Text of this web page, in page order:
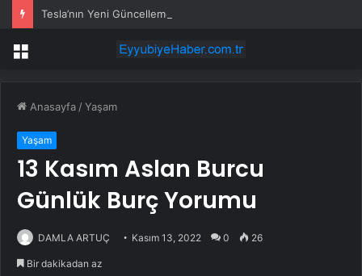
Menü
Anasayfa /Yaşam
Yaşam
13 Kasım Aslan Burcu
Günlük Burç Yorumu
DAMLA ARTUÇ Kasım 13, 2022 0 26
Bir dakikadan az